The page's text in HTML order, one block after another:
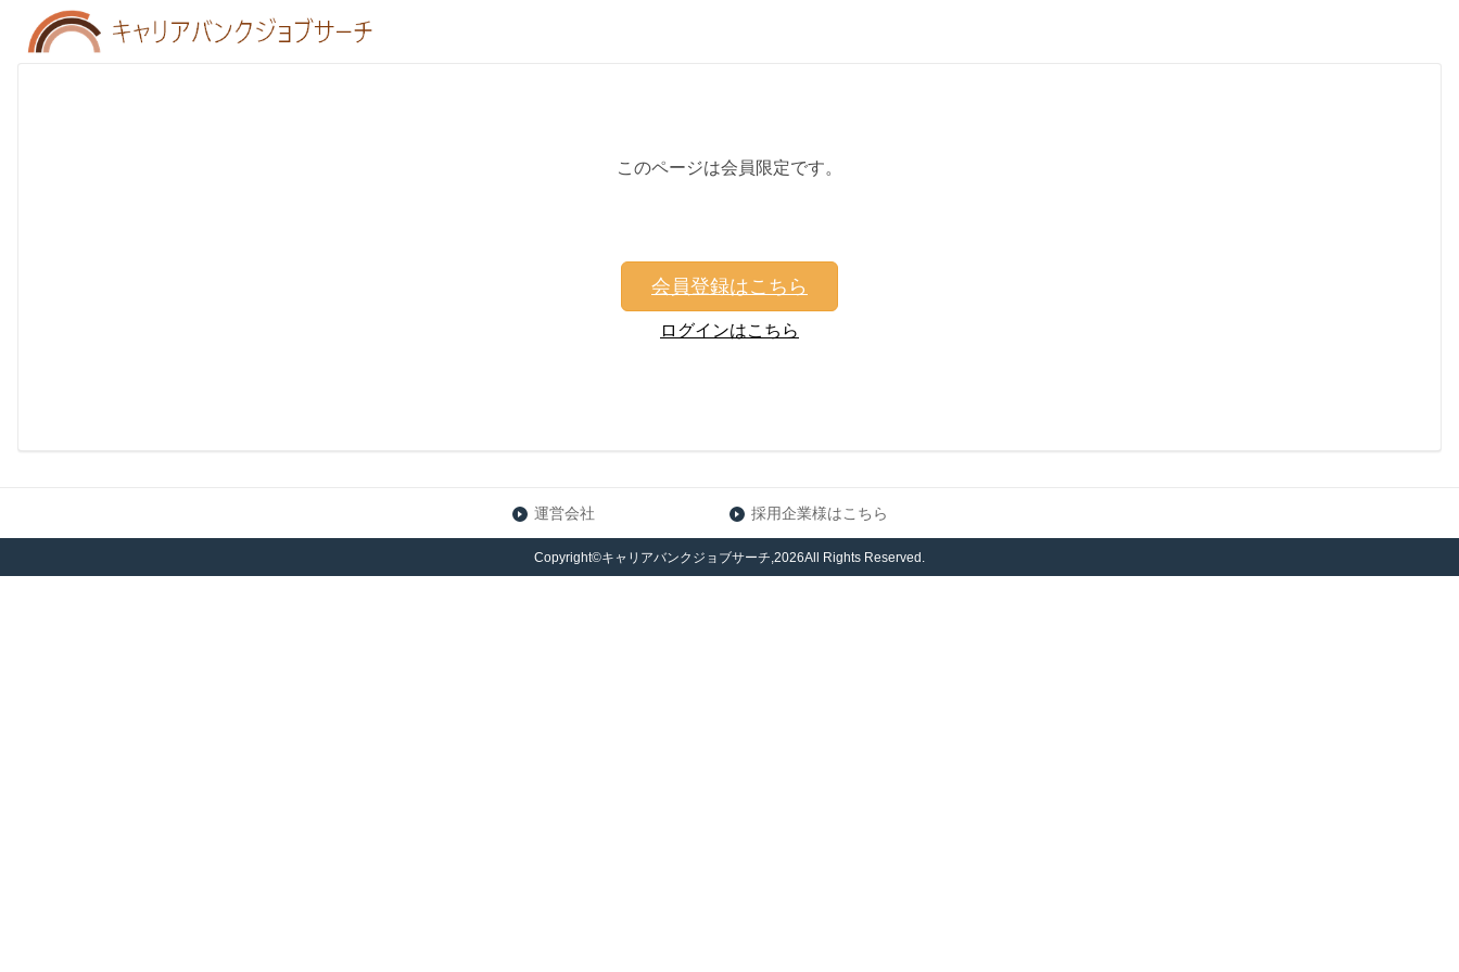
このページは会員限定です。
会員登録はこちら
ログインはこちら
運営会社 採用企業様はこちら
Copyright©キャリアバンクジョブサーチ,2026All Rights Reserved.